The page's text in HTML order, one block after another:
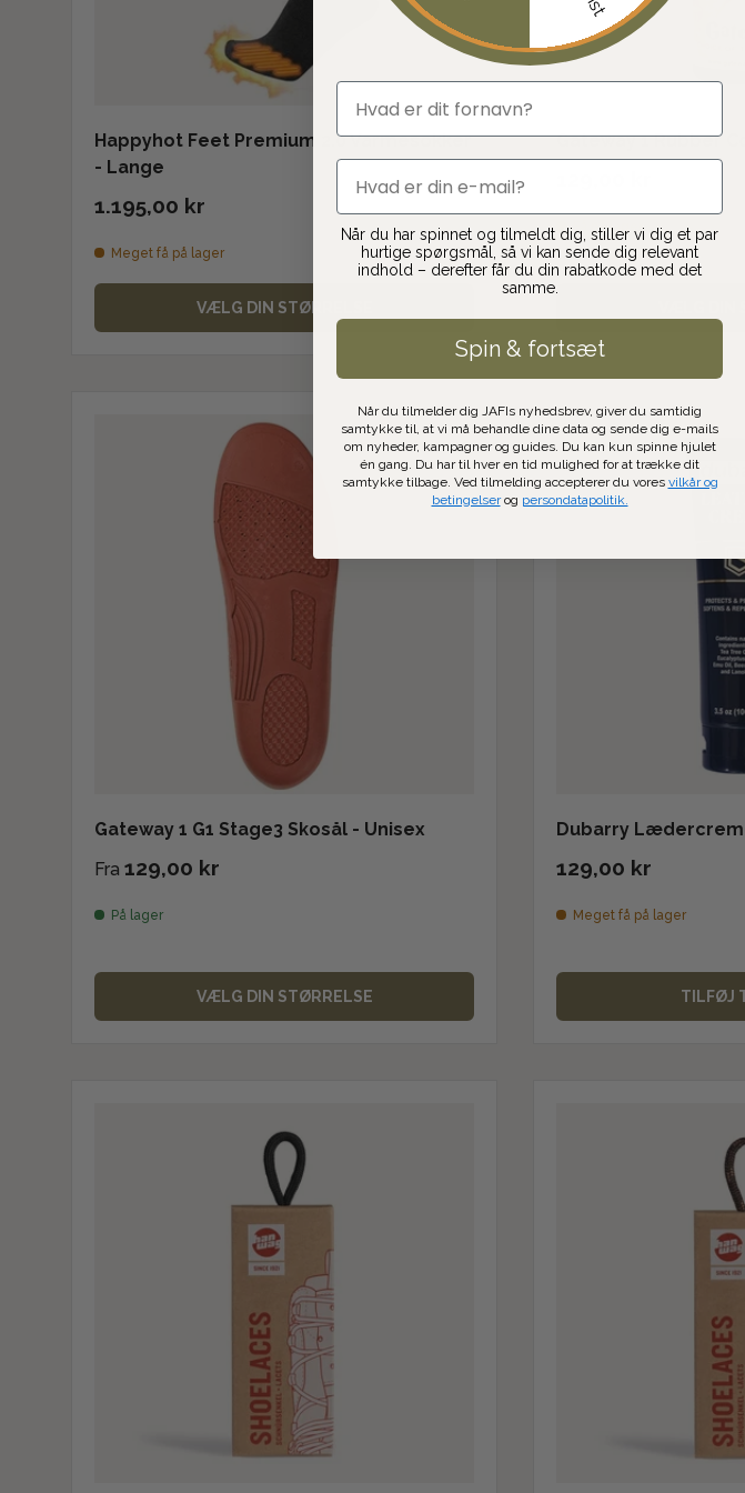
Happyhot Feet Premium 2.0 Varmesokker
- Lange
1.195,00 kr
Meget få på lager
VÆLG DIN STØRRELSE
Gateway 1 Rubber
Få på lager
VÆLG DIN
Gateway 1 G1 Stage3 Skosål - Unisex
Fra 129,00 kr
På lager
VÆLG DIN STØRRELSE
Dubarry
129,00 kr
Meget få på lager
TILFØJ
fornavn
email
Når du har spinnet og tilmeldt dig, stiller vi dig et par
hurtige spørgsmål, så vi kan sende dig relevant
indhold – derefter får du din rabatkode med det
samme.
Spin & fortsæt
Når du tilmelder dig JAFIs nyhedsbrev, giver du samtidig
samtykke til, at vi må behandle dine data og sende dig e-mails
om nyheder, kampagner og guides. Du kan kun spinne hjulet
én gang. Du har til hver en tid mulighed for at trække dit
samtykke tilbage. Ved tilmelding accepterer du vores vilkår og
betingelserog persondatapolitik.